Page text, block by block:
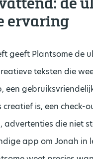
ervaring
geeft Plantsome de
teksten die
een
creatief is, een check-
advertenties die niet
app om Jonah in